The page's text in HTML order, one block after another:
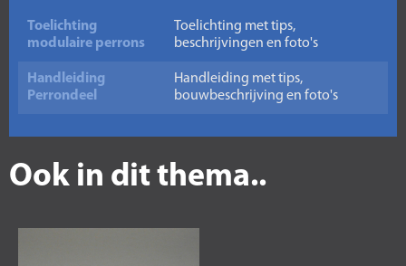
Toelichting
modulaire perrons
Toelichting met tips,
beschrijvingen en foto's
Handleiding
Perrondeel
Handleiding met tips,
bouwbeschrijving en foto's
Ook in dit thema..